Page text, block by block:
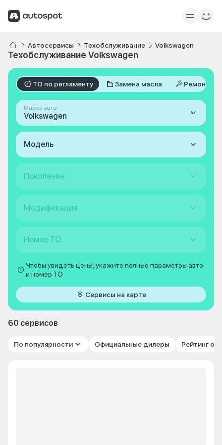
Автосервисы Техобслуживание Volkswagen
Техобслуживание Volkswagen
ТО по регламенту Замена масла Ремонт
Марка авто
Volkswagen
Модель
Поколение
Модификация
Номер ТО
Чтобы увидеть цены, укажите полные параметры авто
и номер ТО
Сервисы на карте
60 сервисов
По популярности Официальные дилеры Рейтинг